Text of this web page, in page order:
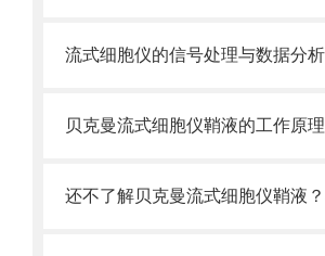
贝克曼流式细胞仪鞘液的工作原理